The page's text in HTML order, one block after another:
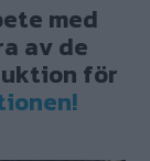
med
av de
för